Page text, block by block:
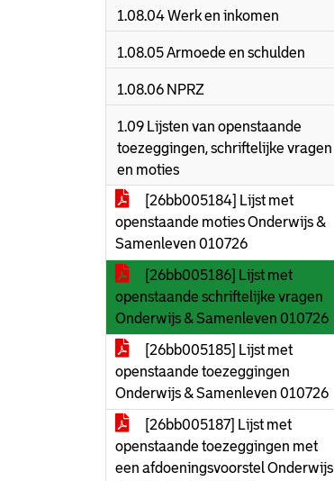
1.08.04 Werk en inkomen
1.08.05 Armoede en schulden
1.08.06 NPRZ
1.09 Lijsten van openstaande
toezeggingen, schriftelijke vragen
en moties
[26bb005184] Lijst met
openstaande moties Onderwijs &
Samenleven 010726
[26bb005186] Lijst met
openstaande schriftelijke vragen
Onderwijs & Samenleven 010726
[26bb005185] Lijst met
openstaande toezeggingen
Onderwijs & Samenleven 010726
[26bb005187] Lijst met
openstaande toezeggingen met
een afdoeningsvoorstel Onderwijs